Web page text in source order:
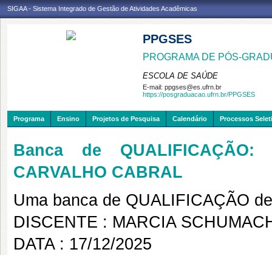
SIGAA - Sistema Integrado de Gestão de Atividades Acadêmicas
PPGSES
PROGRAMA DE PÓS-
ESCOLA DE SAÚDE
E-mail: ppgses@es.ufrn.br
https://posgraduacao.ufrn.br/PPGSES
Programa Ensino Projetos de Pesquisa Calendário Processos
Banca de QUALIFICAÇÃO:
CARVALHO CABRAL
Uma banca de QUALIFICAÇÃO
DISCENTE : MARCIA
DATA : 17/12/2025